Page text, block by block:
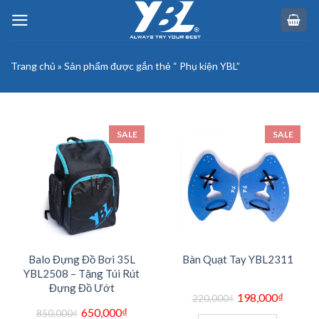
Trang chủ » Sản phẩm được gắn thẻ “ Phụ kiện YBL”
SALE
Balo Đựng Đồ Bơi 35L
YBL2508 – Tặng Túi Rút
Đựng Đồ Ướt
850,000₫
Giá
650,000₫Giá
SALE
Bàn Quạt Tay YBL2311
220,000₫
Giá
gốc
là:
198,000₫Giá
hiện